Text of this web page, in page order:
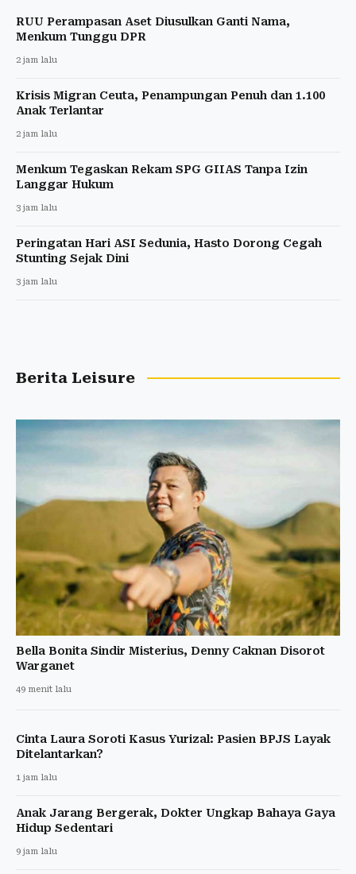
RUU Perampasan Aset Diusulkan Ganti Nama,
Menkum Tunggu DPR
2 jam lalu
Krisis Migran Ceuta, Penampungan Penuh dan 1.100
Anak Terlantar
2 jam lalu
Menkum Tegaskan Rekam SPG GIIAS Tanpa Izin
Langgar Hukum
3 jam lalu
Peringatan Hari ASI Sedunia, Hasto Dorong Cegah
Stunting Sejak Dini
3 jam lalu
Berita Leisure
Bella Bonita Sindir Misterius, Denny Caknan Disorot
Warganet
49 menit lalu
Cinta Laura Soroti Kasus Yurizal: Pasien BPJS Layak
Ditelantarkan?
1 jam lalu
Anak Jarang Bergerak, Dokter Ungkap Bahaya Gaya
Hidup Sedentari
9 jam lalu